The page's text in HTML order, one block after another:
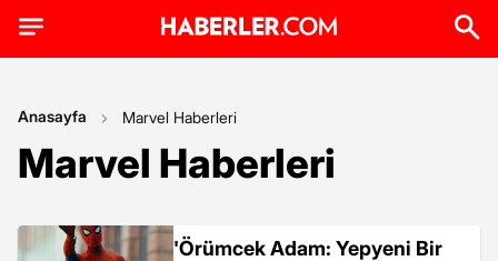
Anasayfa Marvel Haberleri
Marvel Haberleri
'Örümcek Adam: Yepyeni Bir